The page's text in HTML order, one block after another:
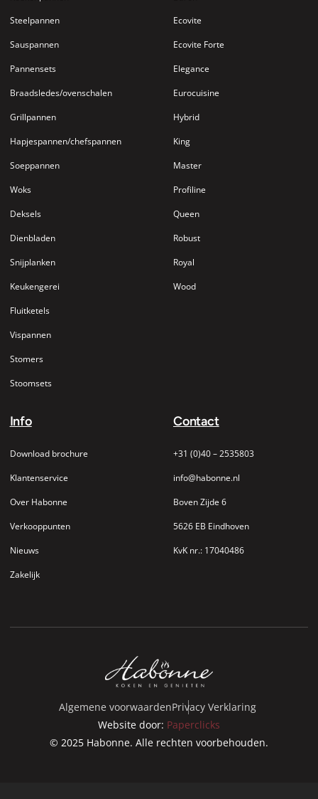
Steelpannen
Sauspannen
Pannensets
Braadsledes/ovenschalen
Grillpannen
Hapjespannen/chefspannen
Soeppannen
Woks
Deksels
Dienbladen
Snijplanken
Keukengerei
Fluitketels
Vispannen
Stomers
Stoomsets
Ecovite
Ecovite Forte
Elegance
Eurocuisine
Hybrid
King
Master
Profiline
Queen
Robust
Royal
Wood
Info
Download brochure
Klantenservice
Over Habonne
Verkooppunten
Nieuws
Zakelijk
Contact
+31 (0)40 – 2535803
info@habonne.nl
Boven Zijde 6
5626 EB Eindhoven
KvK nr.: 17040486
© 2025 Habonne. Alle rechten voorbehouden.
Website door: Paperclicks
Algemene voorwaardenPrivacy Verklaring